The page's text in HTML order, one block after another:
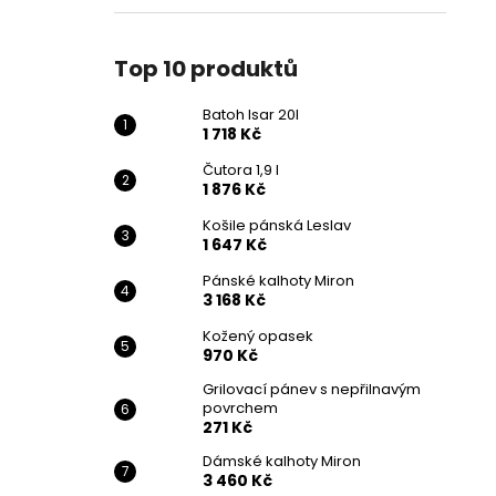
Top 10 produktů
Batoh Isar 20l
1 718 Kč
Čutora 1,9 l
1 876 Kč
Košile pánská Leslav
1 647 Kč
Pánské kalhoty Miron
3 168 Kč
Kožený opasek
970 Kč
Grilovací pánev s nepřilnavým
povrchem
271 Kč
Dámské kalhoty Miron
3 460 Kč